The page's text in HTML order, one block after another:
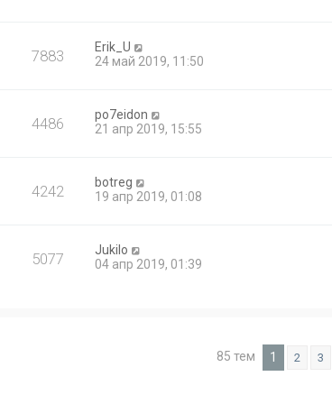
7883
Erik_U
24 май 2019, 11:50
4486
po7eidon
21 апр 2019, 15:55
4242
botreg
19 апр 2019, 01:08
5077
Jukilo
04 апр 2019, 01:39
85 тем 1 2 3